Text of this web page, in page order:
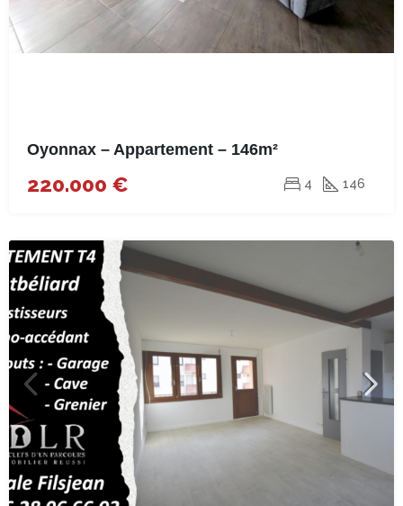
Oyonnax – Appartement – 146m²
220.000 € 4 146